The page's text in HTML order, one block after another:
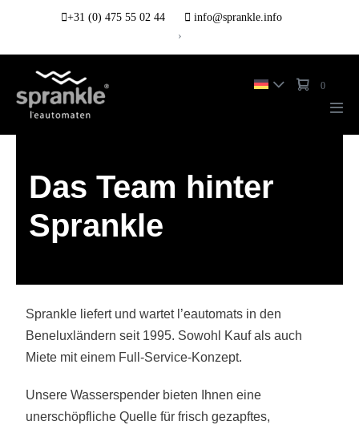
+31 (0) 475 55 02 44
info@sprankle.info
›
0
Das Team hinter
Sprankle
Sprankle liefert und wartet l’eautomats in den
Beneluxländern seit 1995. Sowohl Kauf als auch
Miete mit einem Full-Service-Konzept.
Unsere Wasserspender bieten Ihnen eine
unerschöpfliche Quelle für frisch gezapftes,